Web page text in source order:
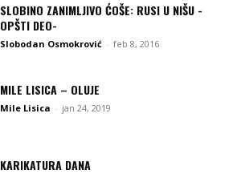
SLOBINO ZANIMLJIVO ĆOŠE: RUSI U NIŠU -
OPŠTI DEO-
Slobodan Osmokrović - feb 8, 2016
MILE LISICA – OLUJE
Mile Lisica - jan 24, 2019
KARIKATURA DANA